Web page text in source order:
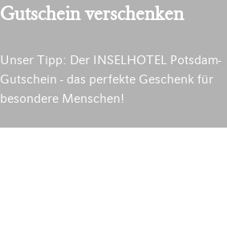
Gutschein verschenken
Unser Tipp: Der INSELHOTEL Potsdam-
Gutschein - das perfekte Geschenk für
besondere Menschen!